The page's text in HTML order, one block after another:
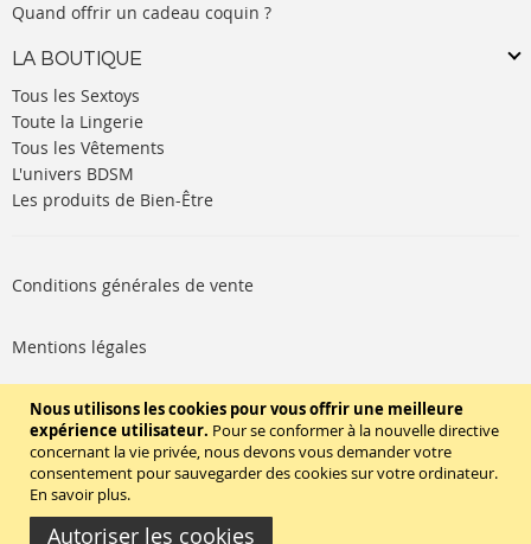
Nous utilisons les cookies pour vous offrir une meilleure
expérience utilisateur. Pour se conformer à la nouvelle directive
concernant la vie privée, nous devons vous demander votre
consentement pour sauvegarder des cookies sur votre ordinateur.
En savoir plus.
Autoriser les cookies
Quand offrir un cadeau coquin ?
LA BOUTIQUE
Tous les Sextoys
Toute la Lingerie
Tous les Vêtements
L'univers BDSM
Les produits de Bien-Être
Conditions générales de vente
Mentions légales
Politique de cookies
SUIVEZ-NOUS